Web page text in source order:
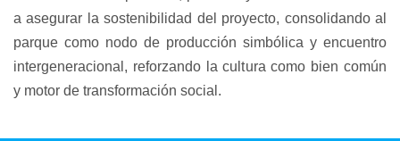
a asegurar la sostenibilidad del proyecto, consolidando al
parque como nodo de producción simbólica y encuentro
intergeneracional, reforzando la cultura como bien común
y motor de transformación social.